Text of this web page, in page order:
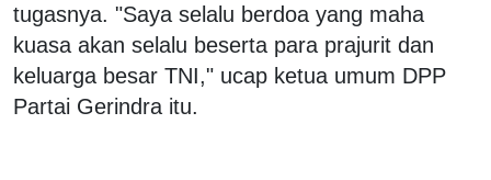
tugasnya. "Saya selalu berdoa yang maha
kuasa akan selalu beserta para prajurit dan
keluarga besar TNI," ucap ketua umum DPP
Partai Gerindra itu.